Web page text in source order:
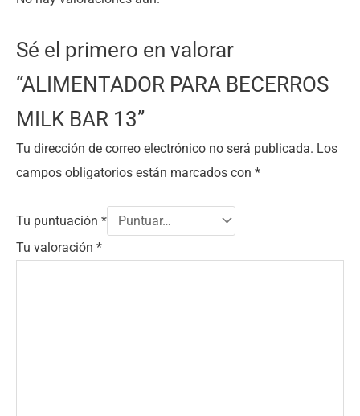
Sé el primero en valorar
“ALIMENTADOR PARA BECERROS
MILK BAR 13”
Tu dirección de correo electrónico no será publicada. Los
campos obligatorios están marcados con *
Tu puntuación *
Tu valoración *